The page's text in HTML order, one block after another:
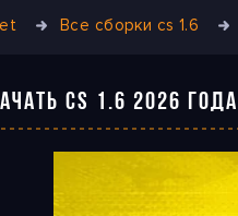
Все сборки cs 1.6
CS 1.6 2026 ГОДА